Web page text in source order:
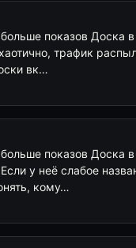
показов Доска в
трафик
вк…
показов Доска в
у неё слабое
кому…